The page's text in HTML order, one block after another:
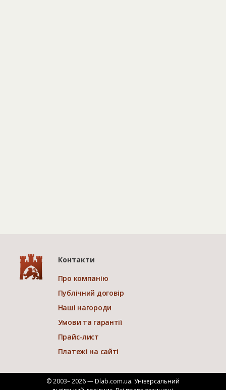
Контакти
Про компанію
Публічний договір
Наші нагороди
Умови та гарантії
Прайс-лист
Платежі на сайті
© 2003– 2026 — Dlab.com.ua. Універсальний